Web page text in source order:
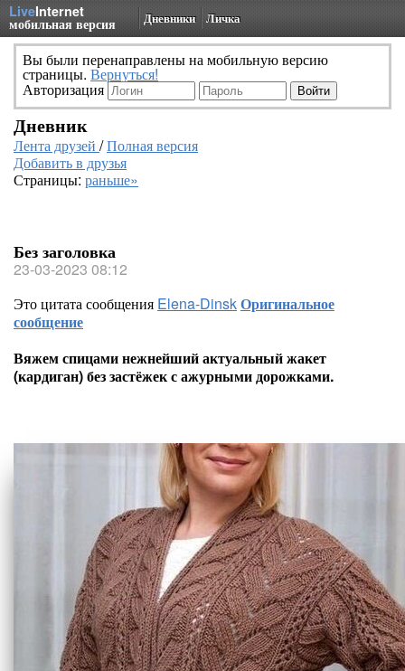
LiveInternet
мобильная версия Дневники Личка
Вы были перенаправлены на мобильную версию
страницы. Вернуться!
Авторизация
Дневник
Лента друзей /Полная версия
Добавить в друзья
Страницы: раньше»
Без заголовка
23-03-2023 08:12
Это цитата сообщения Elena-DinskОригинальное
сообщение
Вяжем спицами нежнейший актуальный жакет
(кардиган) без застёжек с ажурными дорожками.